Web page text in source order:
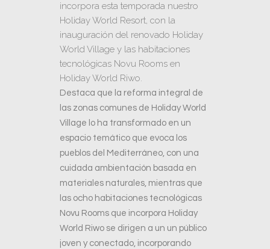
incorpora esta temporada nuestro
Holiday World Resort, con la
inauguración del renovado Holiday
World Village y las habitaciones
tecnológicas Novu Rooms en
Holiday World Riwo.
Destaca que la reforma integral de
las zonas comunes de Holiday World
Village lo ha transformado en un
espacio temático que evoca los
pueblos del Mediterráneo, con una
cuidada ambientación basada en
materiales naturales, mientras que
las ocho habitaciones tecnológicas
Novu Rooms que incorpora Holiday
World Riwo se dirigen a un un público
joven y conectado, incorporando